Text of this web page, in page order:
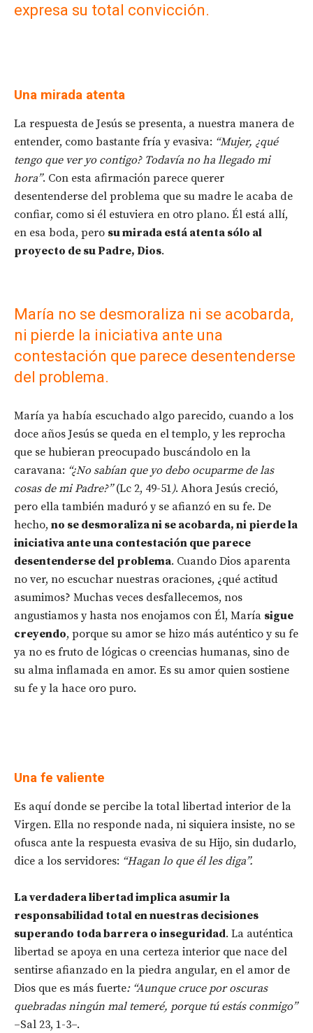
expresa su total convicción.
Una mirada atenta
La respuesta de Jesús se presenta, a nuestra manera de
entender, como bastante fría y evasiva: “Mujer, ¿qué
tengo que ver yo contigo? Todavía no ha llegado mi
hora”. Con esta afirmación parece querer
desentenderse del problema que su madre le acaba de
confiar, como si él estuviera en otro plano. Él está allí,
en esa boda, pero su mirada está atenta sólo al
proyecto de su Padre, Dios.
María no se desmoraliza ni se acobarda,
ni pierde la iniciativa ante una
contestación que parece desentenderse
del problema.
María ya había escuchado algo parecido, cuando a los
doce años Jesús se queda en el templo, y les reprocha
que se hubieran preocupado buscándolo en la
caravana: “¿No sabían que yo debo ocuparme de las
cosas de mi Padre?”(Lc 2, 49-51). Ahora Jesús creció,
pero ella también maduró y se afianzó en su fe. De
hecho, no se desmoraliza ni se acobarda, ni pierde la
iniciativa ante una contestación que parece
desentenderse del problema. Cuando Dios aparenta
no ver, no escuchar nuestras oraciones, ¿qué actitud
asumimos? Muchas veces desfallecemos, nos
angustiamos y hasta nos enojamos con Él, María sigue
creyendo, porque su amor se hizo más auténtico y su fe
ya no es fruto de lógicas o creencias humanas, sino de
su alma inflamada en amor. Es su amor quien sostiene
su fe y la hace oro puro.
Una fe valiente
Es aquí donde se percibe la total libertad interior de la
Virgen. Ella no responde nada, ni siquiera insiste, no se
ofusca ante la respuesta evasiva de su Hijo, sin dudarlo,
dice a los servidores: “Hagan lo que él les diga”.
La verdadera libertad implica asumir la
responsabilidad total en nuestras decisiones
superando toda barrera o inseguridad. La auténtica
libertad se apoya en una certeza interior que nace del
sentirse afianzado en la piedra angular, en el amor de
Dios que es más fuerte: “Aunque cruce por oscuras
quebradas ningún mal temeré, porque tú estás conmigo”
–Sal 23, 1-3–.